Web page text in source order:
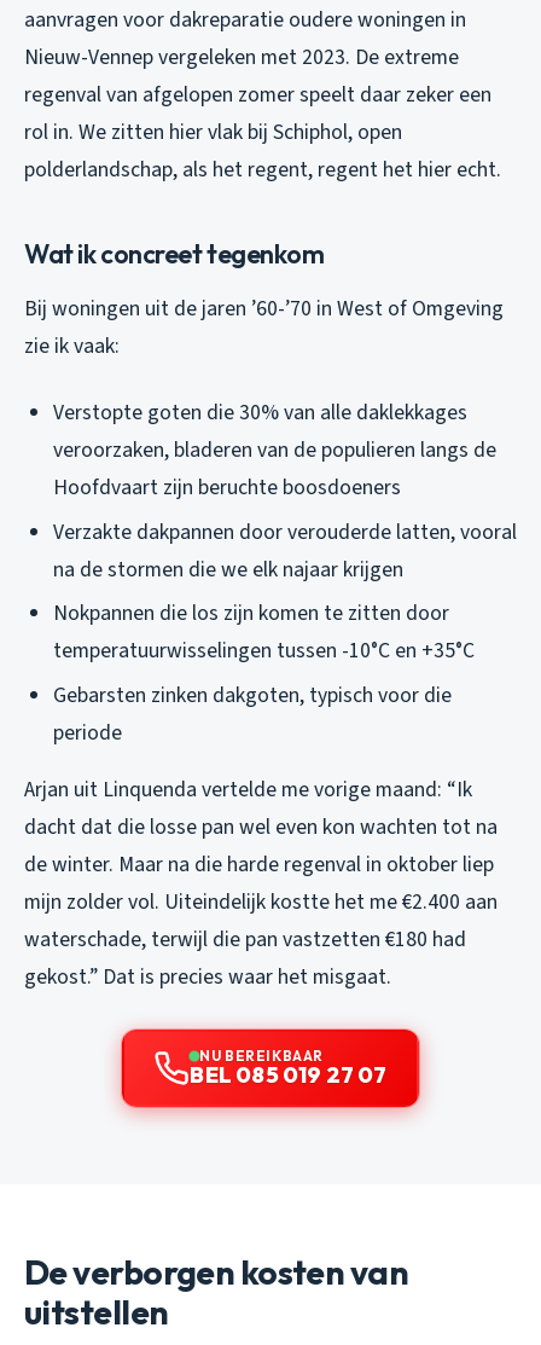
aanvragen voor dakreparatie oudere woningen in
Nieuw-Vennep vergeleken met 2023. De extreme
regenval van afgelopen zomer speelt daar zeker een
rol in. We zitten hier vlak bij Schiphol, open
polderlandschap, als het regent, regent het hier echt.
Wat ik concreet tegenkom
Bij woningen uit de jaren ’60-’70 in West of Omgeving
zie ik vaak:
Verstopte goten die 30% van alle daklekkages
veroorzaken, bladeren van de populieren langs de
Hoofdvaart zijn beruchte boosdoeners
Verzakte dakpannen door verouderde latten, vooral
na de stormen die we elk najaar krijgen
Nokpannen die los zijn komen te zitten door
temperatuurwisselingen tussen -10°C en +35°C
Gebarsten zinken dakgoten, typisch voor die
periode
Arjan uit Linquenda vertelde me vorige maand: “Ik
dacht dat die losse pan wel even kon wachten tot na
de winter. Maar na die harde regenval in oktober liep
mijn zolder vol. Uiteindelijk kostte het me €2.400 aan
waterschade, terwijl die pan vastzetten €180 had
gekost.” Dat is precies waar het misgaat.
NU BEREIKBAAR
BEL 085 019 27 07
De verborgen kosten van
uitstellen